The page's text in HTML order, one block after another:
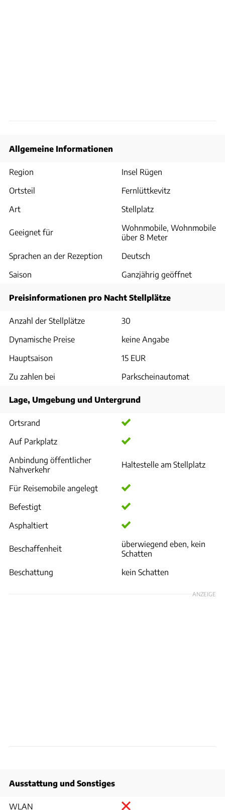
Allgemeine Informationen
Region
Insel Rügen
Ortsteil
Fernlüttkevitz
Art
Stellplatz
Geeignet für
Wohnmobile, Wohnmobile
über 8 Meter
Sprachen an der Rezeption
Deutsch
Saison
Ganzjährig geöffnet
Preisinformationen pro Nacht Stellplätze
Anzahl der Stellplätze
30
Dynamische Preise
keine Angabe
Hauptsaison
15 EUR
Zu zahlen bei
Parkscheinautomat
Lage, Umgebung und Untergrund
Ortsrand
Auf Parkplatz
Anbindung öffentlicher
Nahverkehr
Haltestelle am Stellplatz
Für Reisemobile angelegt
Befestigt
Asphaltiert
Beschaffenheit
überwiegend eben, kein
Schatten
Beschattung
kein Schatten
ANZEIGE
Ausstattung und Sonstiges
WLAN